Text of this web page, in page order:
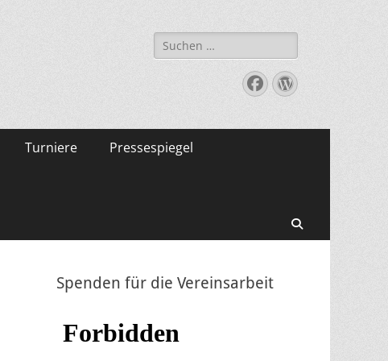
Suche
nach:
Facebook
WordPress
Turniere Pressespiegel
Spenden für die Vereinsarbeit